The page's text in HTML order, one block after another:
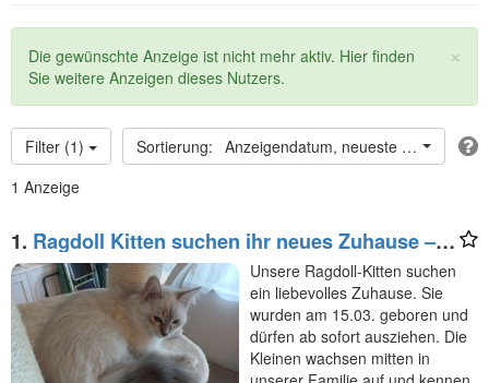
×
Statusmeldung
Die gewünschte Anzeige ist nicht mehr aktiv. Hier finden
Sie weitere Anzeigen dieses Nutzers.
Filter (1)
Anzeigendatum, neueste oben
1 Anzeige
1. Ragdoll Kitten suchen ihr neues Zuhause –
sofort auszugsbereit
Unsere Ragdoll-Kitten suchen
ein liebevolles Zuhause. Sie
wurden am 15.03. geboren und
dürfen ab sofort ausziehen. Die
Kleinen wachsen mitten in